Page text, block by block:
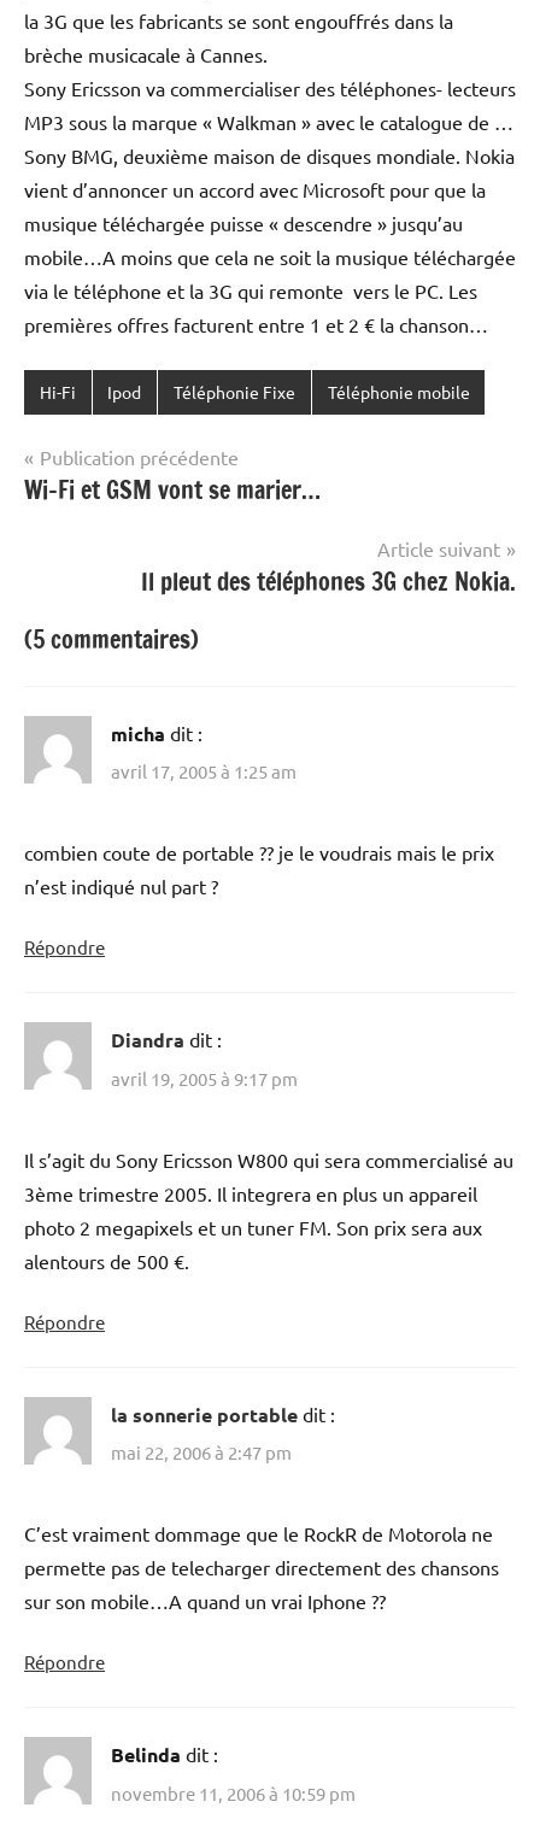
la 3G que les fabricants se sont engouffrés dans la
brèche musicacale à Cannes.
Sony Ericsson va commercialiser des téléphones- lecteurs
MP3 sous la marque « Walkman » avec le catalogue de …
Sony BMG, deuxième maison de disques mondiale. Nokia
vient d’annoncer un accord avec Microsoft pour que la
musique téléchargée puisse « descendre » jusqu’au
mobile…A moins que cela ne soit la musique téléchargée
via le téléphone et la 3G qui remonte vers le PC. Les
premières offres facturent entre 1 et 2 € la chanson…
Hi-Fi Ipod Téléphonie Fixe Téléphonie mobile
Navigation
de
Publication précédente
Wi-Fi et GSM vont se marier…
Article suivant
Il pleut des téléphones 3G chez Nokia.
(5 commentaires)
micha dit :
avril 17, 2005 à 1:25 am
combien coute de portable ?? je le voudrais mais le prix
n’est indiqué nul part ?
Répondre
Diandra dit :
avril 19, 2005 à 9:17 pm
Il s’agit du Sony Ericsson W800 qui sera commercialisé au
3ème trimestre 2005. Il integrera en plus un appareil
photo 2 megapixels et un tuner FM. Son prix sera aux
alentours de 500 €.
Répondre
la sonnerie portable dit :
mai 22, 2006 à 2:47 pm
C’est vraiment dommage que le RockR de Motorola ne
permette pas de telecharger directement des chansons
sur son mobile…A quand un vrai Iphone ??
Répondre
Belinda dit :
novembre 11, 2006 à 10:59 pm